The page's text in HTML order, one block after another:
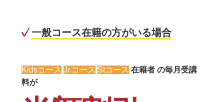
一般コース在籍の方がいる場合
Kidsコース Jr.コース Stコース 在籍者 の毎月受講
料が